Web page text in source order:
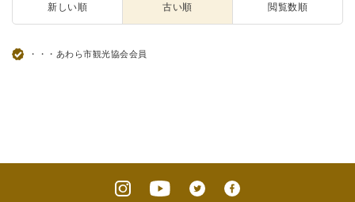
新しい順 古い順 閲覧数順
・・・あわら市観光協会会員